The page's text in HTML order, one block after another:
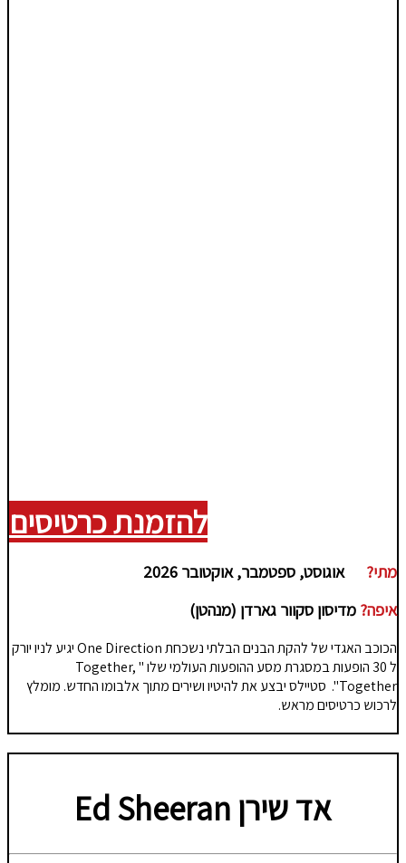
להזמנת כרטיסים
מתי?
אוגוסט, ספטמבר, אוקטובר 2026
איפה? מדיסון סקוור גארדן (מנהטן)
הכוכב האגדי של להקת הבנים הבלתי נשכחת One Direction יגיע לניו יורק
ל 30 הופעות במסגרת מסע ההופעות העולמי שלו " Together,
Together". סטיילס יבצע את להיטיו ושירים מתוך אלבומו החדש. מומלץ
לרכוש כרטיסים מראש.
אד שירן Ed Sheeran